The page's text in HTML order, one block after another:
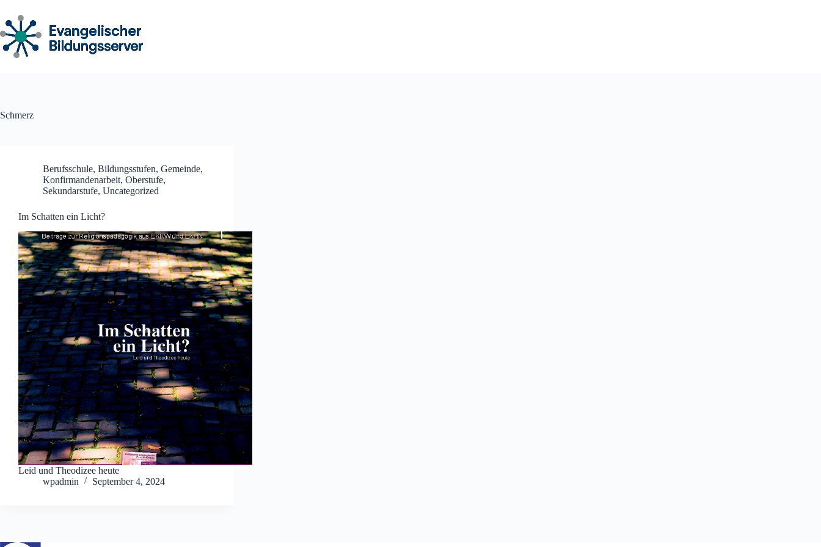
Inhalt
springen
Schmerz
Berufsschule, Bildungsstufen, Gemeinde,
Konfirmandenarbeit, Oberstufe,
Sekundarstufe, Uncategorized
Im Schatten ein Licht?
Leid und Theodizee heute
wpadmin
September 4, 2024